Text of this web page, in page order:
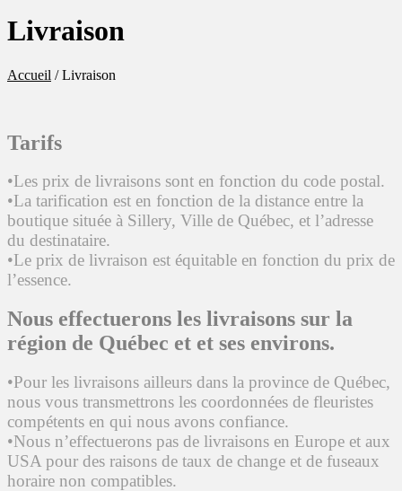
Livraison
Accueil /Livraison
Tarifs
•Les prix de livraisons sont en fonction du code postal.
•La tarification est en fonction de la distance entre la
boutique située à Sillery, Ville de Québec, et l’adresse
du destinataire.
•Le prix de livraison est équitable en fonction du prix de
l’essence.
Nous effectuerons les livraisons sur la
région de Québec et et ses environs.
•Pour les livraisons ailleurs dans la province de Québec,
nous vous transmettrons les coordonnées de fleuristes
compétents en qui nous avons confiance.
•Nous n’effectuerons pas de livraisons en Europe et aux
USA pour des raisons de taux de change et de fuseaux
horaire non compatibles.